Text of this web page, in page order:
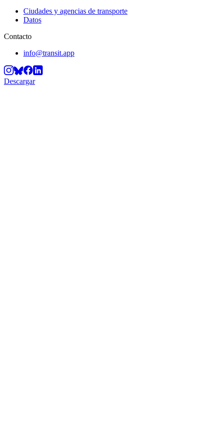
Ciudades y agencias de transporte
Datos
Contacto
info@transit.app
Descargar